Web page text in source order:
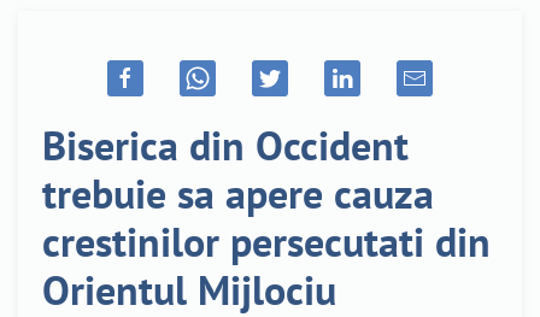
Biserica din Occident
trebuie sa apere cauza
crestinilor persecutati din
Orientul Mijlociu